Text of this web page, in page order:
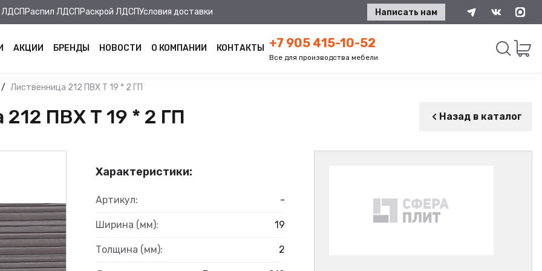
ЛДСП Распил ЛДСП Раскрой ЛДСПУсловия доставки Написать нам
АКЦИИ БРЕНДЫ НОВОСТИ О КОМПАНИИ КОНТАКТЫ +7 905 415-10-52
Все для производства мебели
Лиственница 212 ПВХ Т 19 * 2 ГП
ПВХ Т 19 * 2 ГП Назад в каталог
Характеристики:
Артикул: -
Ширина (мм): 19
Толщина (мм): 2